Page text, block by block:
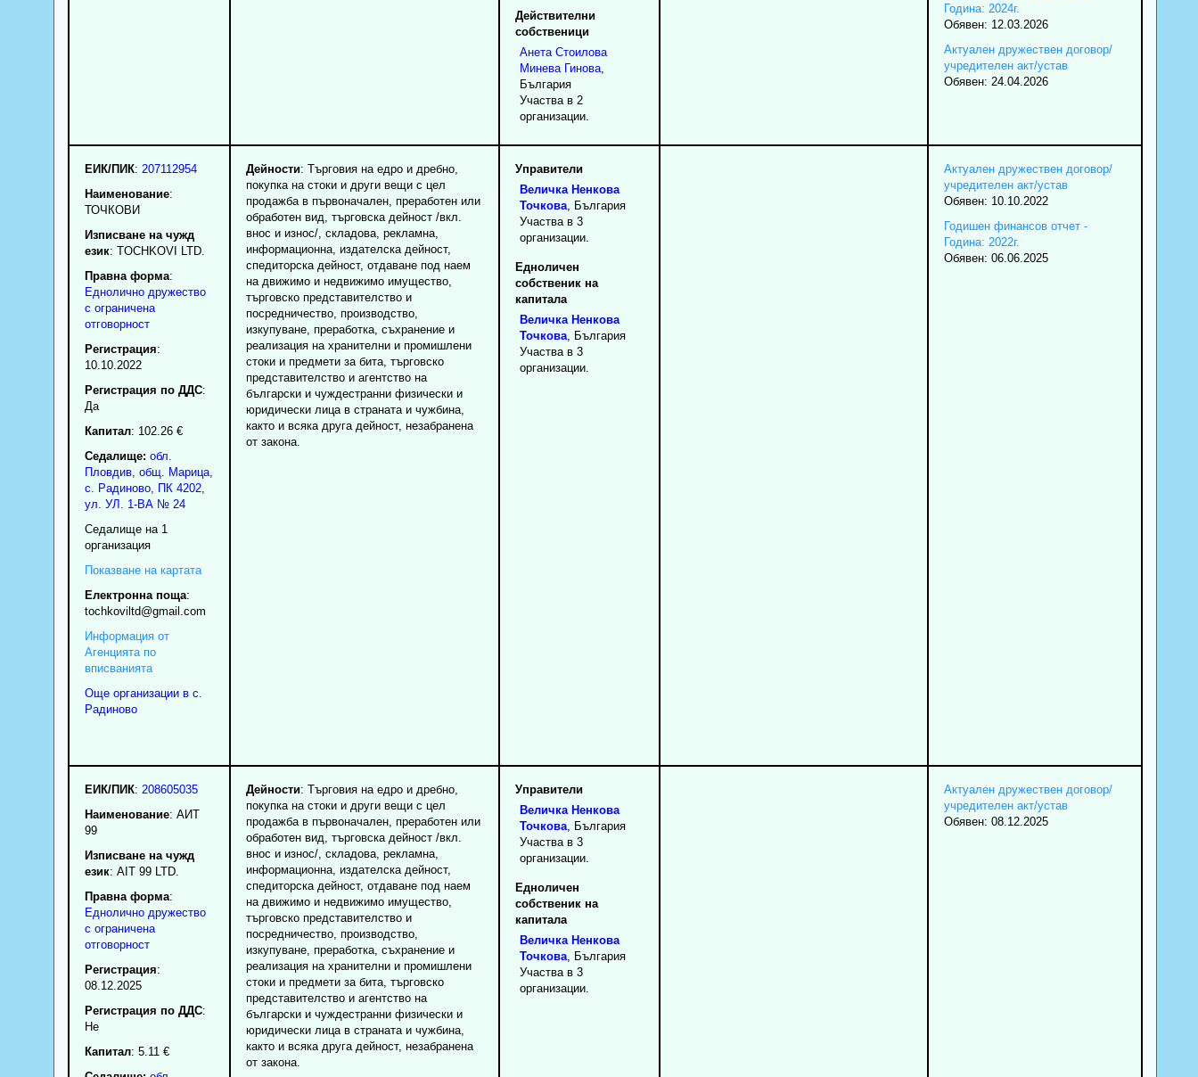
Действителни
собственици
Анета Стоилова
Минева Гинова,
България
Участва в 2
организации.
Година: 2024г.
Обявен: 12.03.2026
Актуален дружествен договор/
учредителен акт/устав
Обявен: 24.04.2026
ЕИК/ПИК: 207112954
Наименование:
ТОЧКОВИ
Изписване на чужд
език: TOCHKOVI LTD.
Правна форма:
Еднолично дружество
с ограничена
отговорност
Регистрация:
10.10.2022
Регистрация по ДДС:
Да
Капитал: 102.26 €
Седалище: обл.
Пловдив, общ. Марица,
с. Радиново, ПК 4202,
ул. УЛ. 1-ВА № 24
Седалище на 1
организация
Показване на картата
Електронна поща:
tochkoviltd@gmail.com
Информация от
Агенцията по
вписванията
Още организации в с.
Радиново
Дейности: Търговия на едро и дребно,
покупка на стоки и други вещи с цел
продажба в първоначален, преработен или
обработен вид, търговска дейност /вкл.
внос и износ/, складова, рекламна,
информационна, издателска дейност,
спедиторска дейност, отдаване под наем
на движимо и недвижимо имущество,
търговско представителство и
посредничество, производство,
изкупуване, преработка, съхранение и
реализация на хранителни и промишлени
стоки и предмети за бита, търговско
представителство и агентство на
български и чуждестранни физически и
юридически лица в страната и чужбина,
както и всяка друга дейност, незабранена
от закона.
Управители
Величка Ненкова
Точкова, България
Участва в 3
организации.
Едноличен
собственик на
капитала
Величка Ненкова
Точкова, България
Участва в 3
организации.
Актуален дружествен договор/
учредителен акт/устав
Обявен: 10.10.2022
Годишен финансов отчет -
Година: 2022г.
Обявен: 06.06.2025
ЕИК/ПИК: 208605035
Наименование: АИТ
99
Изписване на чужд
език: AIT 99 LTD.
Правна форма:
Еднолично дружество
с ограничена
отговорност
Регистрация:
08.12.2025
Регистрация по ДДС:
Нe
Капитал: 5.11 €
Дейности: Търговия на едро и дребно,
покупка на стоки и други вещи с цел
продажба в първоначален, преработен или
обработен вид, търговска дейност /вкл.
внос и износ/, складова, рекламна,
информационна, издателска дейност,
спедиторска дейност, отдаване под наем
на движимо и недвижимо имущество,
търговско представителство и
посредничество, производство,
изкупуване, преработка, съхранение и
реализация на хранителни и промишлени
стоки и предмети за бита, търговско
представителство и агентство на
български и чуждестранни физически и
юридически лица в страната и чужбина,
както и всяка друга дейност, незабранена
от закона.
Управители
Величка Ненкова
Точкова, България
Участва в 3
организации.
Едноличен
собственик на
капитала
Величка Ненкова
Точкова, България
Участва в 3
организации.
Актуален дружествен договор/
учредителен акт/устав
Обявен: 08.12.2025